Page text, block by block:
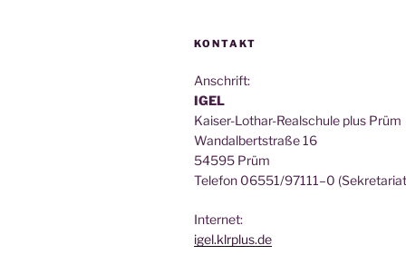
KONTAKT
Anschrift:
IGEL
Kai­ser-Lothar-Real­schu­le plus Prüm
Wan­dal­bert­stra­ße 16
54595 Prüm
Tele­fon 06551/97111–0
Inter­net:
igel.klrplus.de